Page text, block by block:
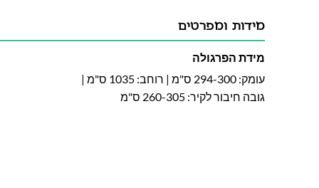
מידות ומפרטים
מידת הפרגולה
עומק: 294-300 ס"מ | רוחב: 1035 ס"מ |
גובה חיבור לקיר: 260-305 ס"מ